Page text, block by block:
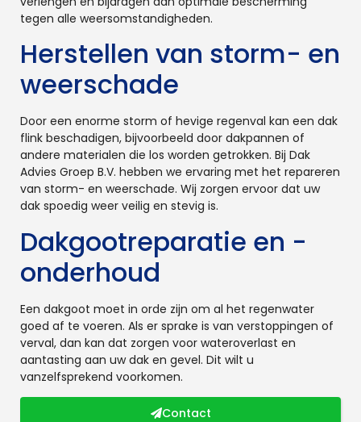
tegen alle weersomstandigheden.
Herstellen van storm- en
weerschade
Door een enorme storm of hevige regenval kan een dak
flink beschadigen, bijvoorbeeld door dakpannen of
andere materialen die los worden getrokken. Bij Dak
Advies Groep B.V. hebben we ervaring met het repareren
van storm- en weerschade. Wij zorgen ervoor dat uw
dak spoedig weer veilig en stevig is.
Dakgootreparatie en -
onderhoud
Een dakgoot moet in orde zijn om al het regenwater
goed af te voeren. Als er sprake is van verstoppingen of
verval, dan kan dat zorgen voor wateroverlast en
aantasting aan uw dak en gevel. Dit wilt u
vanzelfsprekend voorkomen.
Contact